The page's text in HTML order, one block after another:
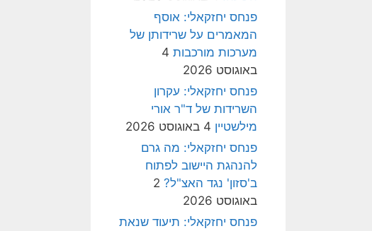
פנחס יחזקאלי: אוסף
המאמרים על שרידותן של
מערכות מורכבות 4
באוגוסט 2026
פנחס יחזקאלי: עקרון
השרידות של ד"ר אורי
מילשטיין 4 באוגוסט 2026
פנחס יחזקאלי: מה גרם
להנהגת היישוב לפתוח
ב'סזון' נגד האצ"ל? 2
באוגוסט 2026
פנחס יחזקאלי: תיעוד שנאת